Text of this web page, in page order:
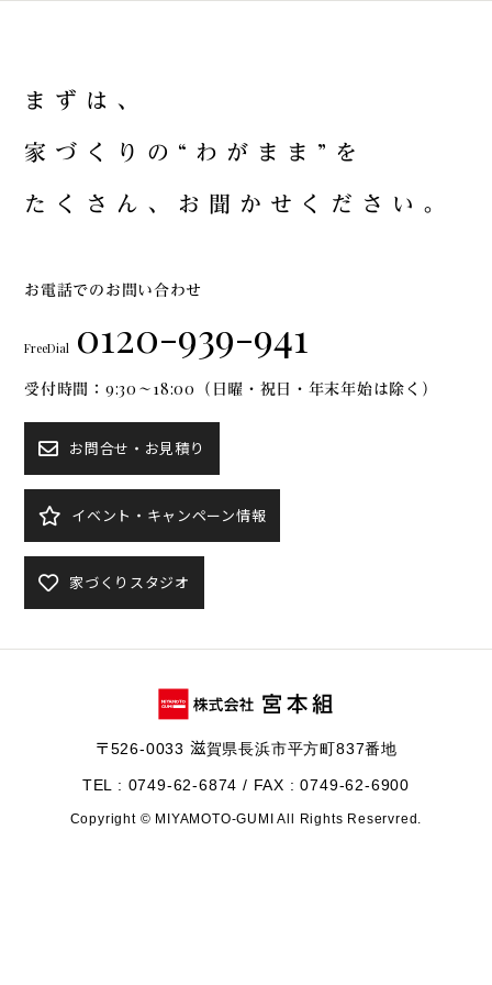
ま ず は 、
家 づ く り の “ わ が ま ま ” を
た く さ ん 、 お 聞 か せ く だ さ い 。
お電話でのお問い合わせ
FreeDial 0120-939-941
受付時間：9:30～18:00（日曜・祝日・年末年始は除く）
お問合せ・お見積り
イベント・キャンペーン情報
家づくりスタジオ
〒526-0033 滋賀県長浜市平方町837番地
TEL : 0749-62-6874 / FAX : 0749-62-6900
Copyright © MIYAMOTO-GUMI All Rights Reservred.